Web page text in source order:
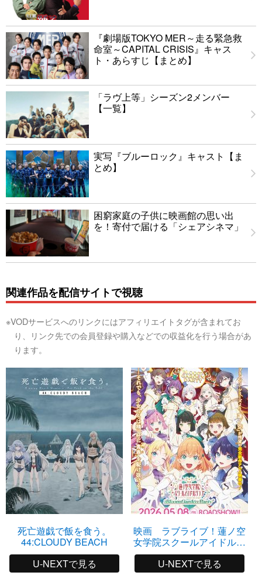
『劇場版TOKYO MER～走る緊急救
命室～CAPITAL CRISIS』キャス
ト・あらすじ【まとめ】
「ラヴ上等」シーズン2メンバー
【一覧】
実写『ブルーロック』キャスト【ま
とめ】
困窮家庭の子供に映画館の思い出
を！寄付で届ける「シェアシネマ」
関連作品を配信サイトで視聴
※VODサービスへのリンクにはアフィリエイトタグが含まれてお
り、リンク先での会員登録や購入などでの収益化を行う場合があ
ります。
死亡遊戯で飯を食う。
44:CLOUDY BEACH
U-NEXTで見る
映画 ラブライブ！蓮ノ空
女学院スクールアイドルク
ラブ Bloom Garden Party
U-NEXTで見る